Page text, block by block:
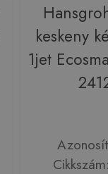
keskeny
1jet